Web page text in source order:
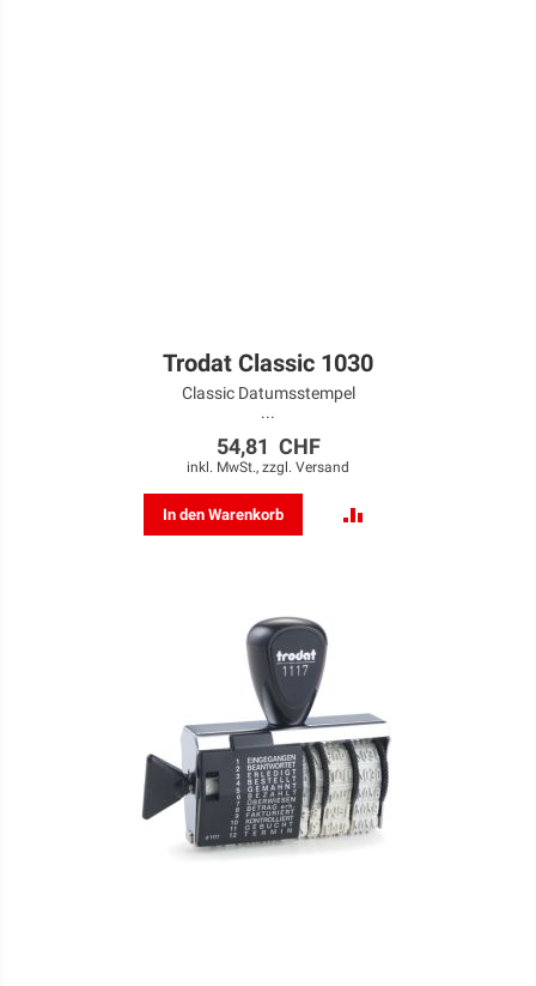
Trodat Classic 1030
Classic Datumsstempel
...
54,81 CHF
inkl. MwSt., zzgl. Versand
In den Warenkorb